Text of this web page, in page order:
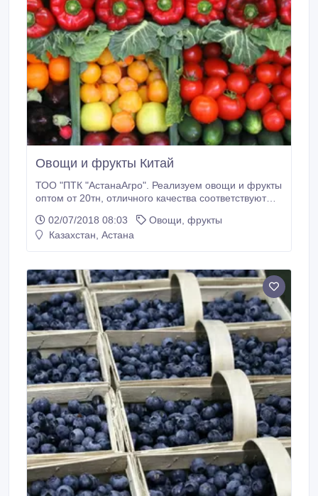
«Красный превосходный» Лимон Джусай Зеленый
лук Корень Имбиря Листья салата Мята Киви
Персик Нектарин +77753600930.
Овощи и фрукты Китай
ТОО "ПТК "АстанаАгро". Реализуем овощи и фрукты
оптом от 20тн, отличного качества соответствуют
конкурентная. Готовы к долгосрочному
сотрудничеству. Салат «Айсберг» Баклажаны
02/07/2018 08:03
Овощи, фрукты
Казахстан, Астана